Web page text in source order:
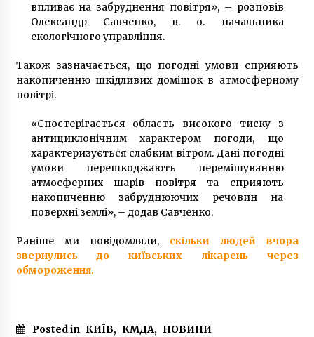
впливає на забруднення повітря», – розповів
Олександр Савченко, в. о. начальника
екологічного управління.
Також зазначається, що погодні умови сприяють
накопиченню шкідливих домішок в атмосферному
повітрі.
«Спостерігається область високого тиску з
антициклонічним характером погоди, що
характеризується слабким вітром. Дані погодні
умови перешкоджають перемішуванню
атмосферних шарів повітря та сприяють
накопиченню забруднюючих речовин на
поверхні землі», – додав Савченко.
Раніше ми повідомляли, скільки людей вчора
звернулись до київських лікарень через
обмороження.
Posted in КИЇВ, КМДА, НОВИНИ